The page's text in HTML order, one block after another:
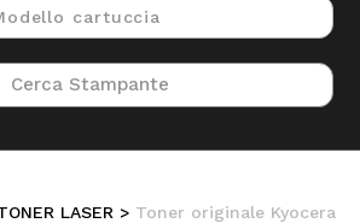
LASER > Toner originale Kyocera